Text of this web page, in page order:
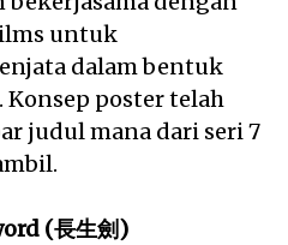
untuk
dalam bentuk
poster telah
judul mana dari seri 7
(長生劍)